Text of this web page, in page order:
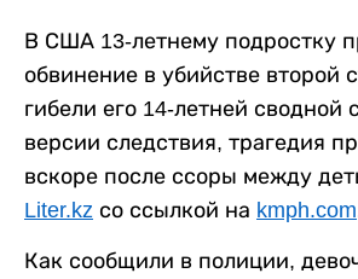
В США 13-летнему подростку
обвинение в убийстве второй
гибели его 14-летней сводной
версии следствия, трагедия
вскоре после ссоры между
Liter.kz со ссылкой на kmph.com
Как сообщили в полиции,